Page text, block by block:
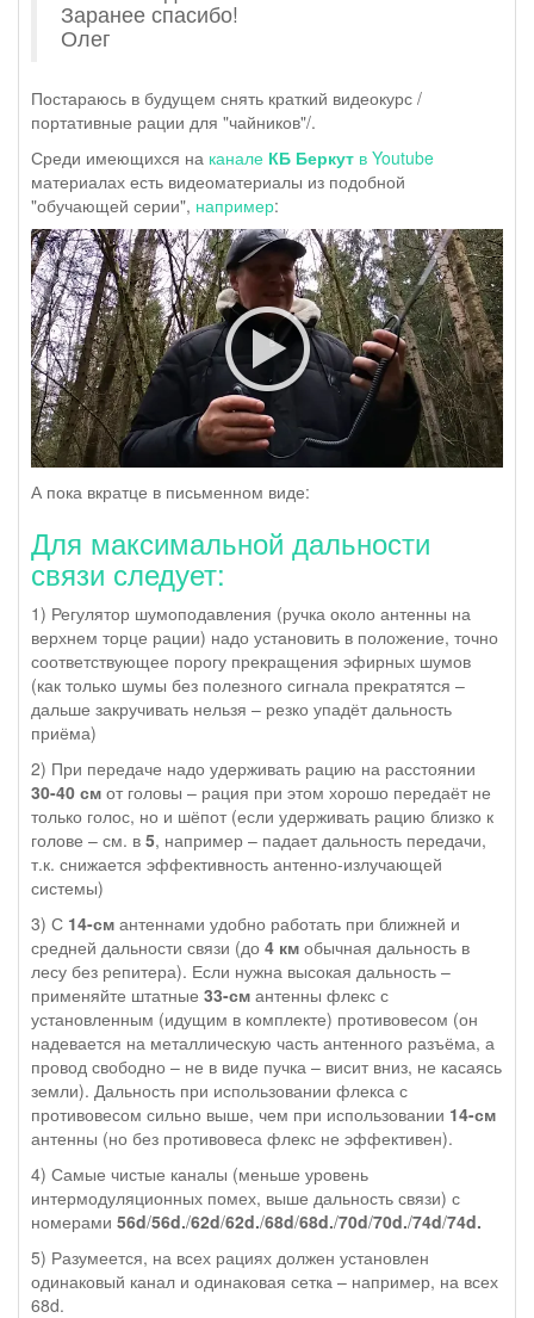
Заранее спасибо!
Олег
Постараюсь в будущем снять краткий видеокурс /
портативные рации для "чайников"/.
Среди имеющихся на канале КБ Беркут в Youtube
материалах есть видеоматериалы из подобной
"обучающей серии", например:
А пока вкратце в письменном виде:
Для максимальной дальности
связи следует:
1) Регулятор шумоподавления (ручка около антенны на
верхнем торце рации) надо установить в положение, точно
соответствующее порогу прекращения эфирных шумов
(как только шумы без полезного сигнала прекратятся –
дальше закручивать нельзя – резко упадёт дальность
приёма)
2) При передаче надо удерживать рацию на расстоянии
30-40 см от головы – рация при этом хорошо передаёт не
только голос, но и шёпот (если удерживать рацию близко к
голове – см. в 5, например – падает дальность передачи,
т.к. снижается эффективность антенно-излучающей
системы)
3) С 14-см антеннами удобно работать при ближней и
средней дальности связи (до 4 км обычная дальность в
лесу без репитера). Если нужна высокая дальность –
применяйте штатные 33-см антенны флекс с
установленным (идущим в комплекте) противовесом (он
надевается на металлическую часть антенного разъёма, а
провод свободно – не в виде пучка – висит вниз, не касаясь
земли). Дальность при использовании флекса с
противовесом сильно выше, чем при использовании 14-см
антенны (но без противовеса флекс не эффективен).
4) Самые чистые каналы (меньше уровень
интермодуляционных помех, выше дальность связи) с
номерами 56d/56d./62d/62d./68d/68d./70d/70d./74d/74d.
5) Разумеется, на всех рациях должен установлен
одинаковый канал и одинаковая сетка – например, на всех
68d.